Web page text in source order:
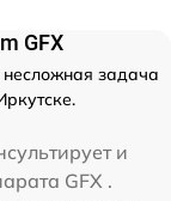
GFX
задача
и
GFX .